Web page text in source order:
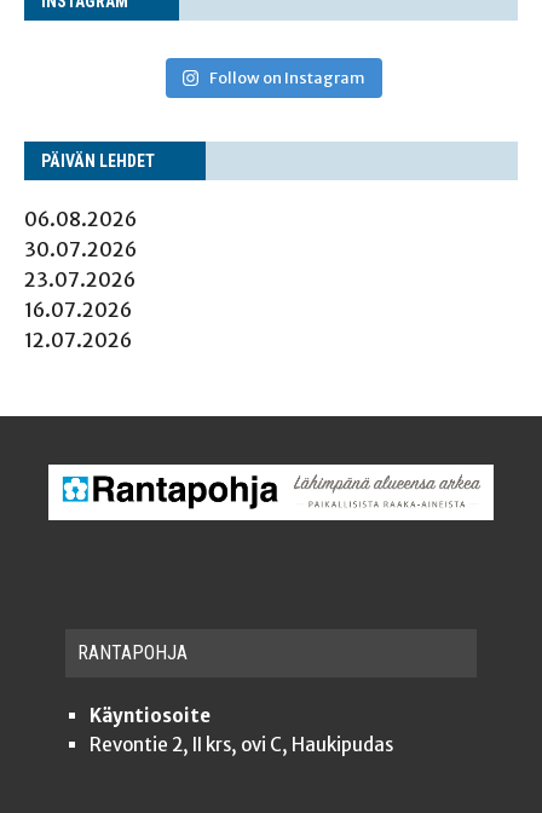
Follow on Instagram
PÄI­VÄN LEHDET
06.08.2026
30.07.2026
23.07.2026
16.07.2026
12.07.2026
RAN­TA­POH­JA
Käyntiosoite
Revontie 2, II krs, ovi C, Haukipudas